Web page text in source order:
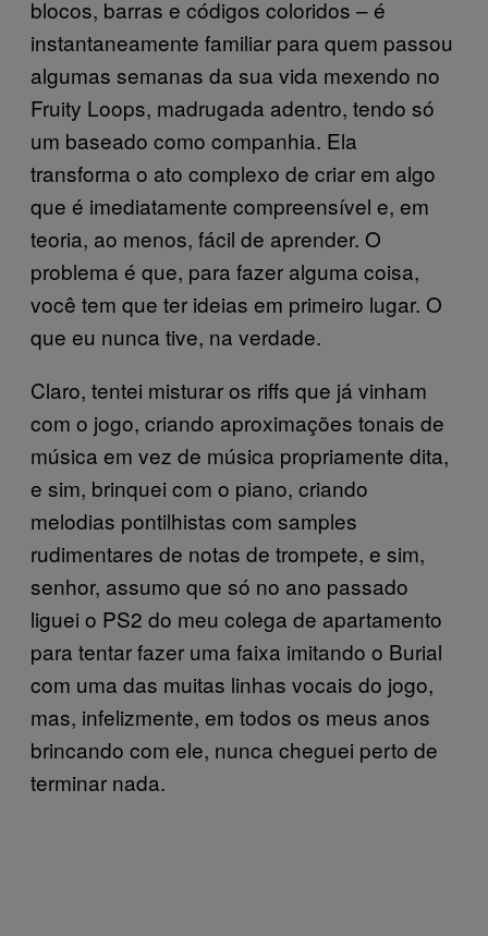
blocos, barras e códigos coloridos – é
instantaneamente familiar para quem passou
algumas semanas da sua vida mexendo no
Fruity Loops, madrugada adentro, tendo só
um baseado como companhia. Ela
transforma o ato complexo de criar em algo
que é imediatamente compreensível e, em
teoria, ao menos, fácil de aprender. O
problema é que, para fazer alguma coisa,
você tem que ter ideias em primeiro lugar. O
que eu nunca tive, na verdade.
Claro, tentei misturar os riffs que já vinham
com o jogo, criando aproximações tonais de
música em vez de música propriamente dita,
e sim, brinquei com o piano, criando
melodias pontilhistas com samples
rudimentares de notas de trompete, e sim,
senhor, assumo que só no ano passado
liguei o PS2 do meu colega de apartamento
para tentar fazer uma faixa imitando o Burial
com uma das muitas linhas vocais do jogo,
mas, infelizmente, em todos os meus anos
brincando com ele, nunca cheguei perto de
terminar nada.